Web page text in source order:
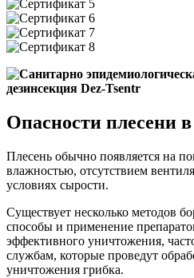
Опасности плесени
Плесень обычно появляется на
влажностью, отсутствием
условиях сырости.
Существует несколько методов
способы и применение
эффективного уничтожения,
службам, которые проведут
уничтожения грибка.